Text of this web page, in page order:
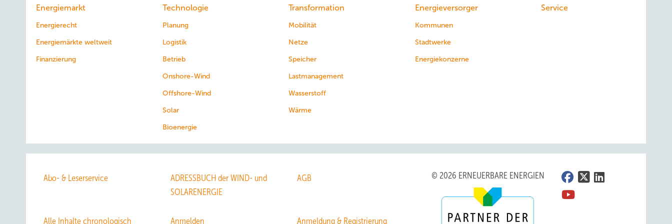
Energiemarkt
Energierecht
Energiemärkte weltweit
Finanzierung
Technologie
Planung
Logistik
Betrieb
Onshore-Wind
Offshore-Wind
Solar
Bioenergie
Transformation
Mobilität
Netze
Speicher
Lastmanagement
Wasserstoff
Wärme
Energieversorger
Kommunen
Stadtwerke
Energiekonzerne
Service
Abo- & Leserservice
ADRESSBUCH der WIND- und
SOLARENERGIE
AGB
Alle Inhalte chronologisch Anmelden Anmeldung & Registrierung
© 2026 ERNEUERBARE ENERGIEN